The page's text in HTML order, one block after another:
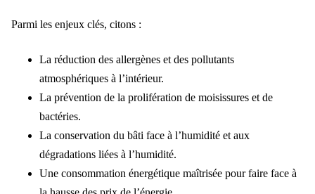
Parmi les enjeux clés, citons :
La réduction des allergènes et des pollutants
atmosphériques à l’intérieur.
La prévention de la prolifération de moisissures et de
bactéries.
La conservation du bâti face à l’humidité et aux
dégradations liées à l’humidité.
Une consommation énergétique maîtrisée pour faire face à